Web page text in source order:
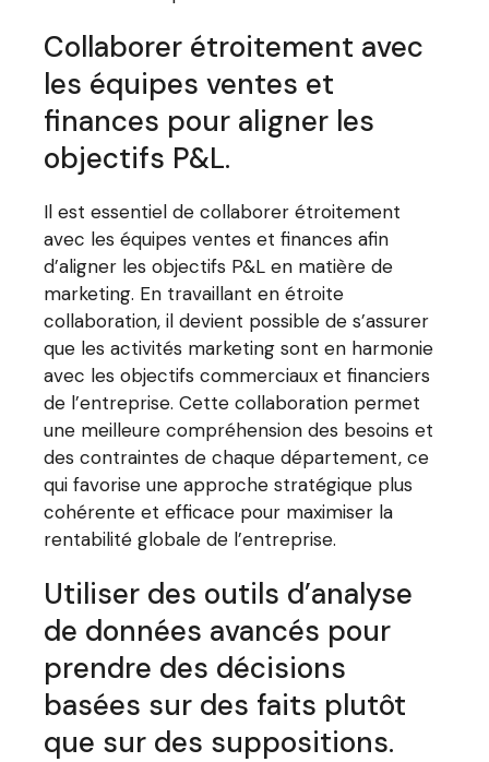
Collaborer étroitement avec
les équipes ventes et
finances pour aligner les
objectifs P&L.
Il est essentiel de collaborer étroitement
avec les équipes ventes et finances afin
d’aligner les objectifs P&L en matière de
marketing. En travaillant en étroite
collaboration, il devient possible de s’assurer
que les activités marketing sont en harmonie
avec les objectifs commerciaux et financiers
de l’entreprise. Cette collaboration permet
une meilleure compréhension des besoins et
des contraintes de chaque département, ce
qui favorise une approche stratégique plus
cohérente et efficace pour maximiser la
rentabilité globale de l’entreprise.
Utiliser des outils d’analyse
de données avancés pour
prendre des décisions
basées sur des faits plutôt
que sur des suppositions.